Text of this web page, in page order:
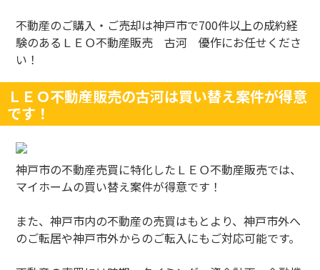
不動産のご購入・ご売却は神戸市で700件以上の成約経
験のあるＬＥＯ不動産販売 古河 優作にお任せくださ
い！
ＬＥＯ不動産販売の古河は買い替え案件が得意
です！
神戸市の不動産売買に特化したＬＥＯ不動産販売では、
マイホームの買い替え案件が得意です！
また、神戸市内の不動産の売買はもとより、神戸市外へ
のご転居や神戸市外からのご転入にもご対応可能です。